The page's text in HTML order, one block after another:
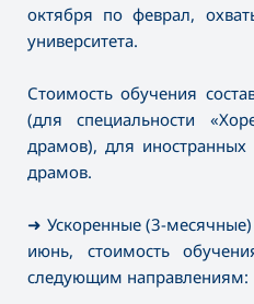
октября по феврал,
университета.
Стоимость обучения
(для специальности
драмов), для
драмов.
➜ Ускоренные (3-месячные)
июнь, стоимость
следующим направлениям: